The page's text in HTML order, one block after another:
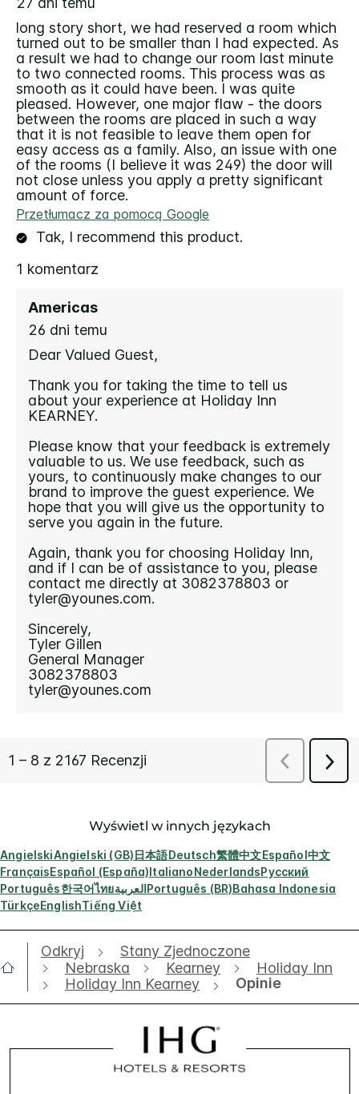
Wyświetl w innych językach
AngielskiAngielski (GB)日本語Deutsch繁體中文Español中文
FrançaisEspañol (España)ItalianoNederlandsРусский
Português한국어ไทยالعربيةPortuguês (BR)Bahasa Indonesia
TürkçeEnglishTiếng Việt
Odkryj
Stany Zjednoczone
Nebraska
Kearney
Holiday Inn
Holiday Inn Kearney
Opinie